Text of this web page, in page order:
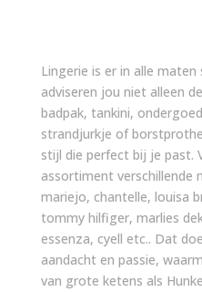
Lingerie is er in alle
adviseren jou niet alleen
badpak, tankini,
strandjurkje of
stijl die perfect bij je past.
assortiment verschillende
mariejo, chantelle, louisa
tommy hilfiger, marlies
essenza, cyell etc.. Dat
aandacht en passie,
van grote ketens als